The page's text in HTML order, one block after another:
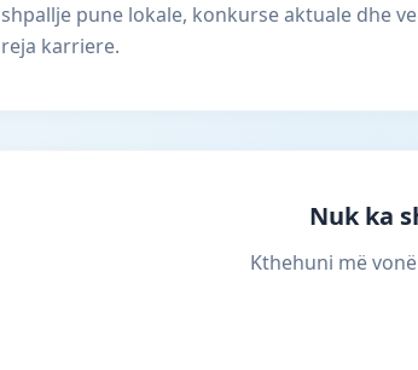
shpallje pune lokale, konkurse aktuale dhe
reja karriere.
Nuk ka
Kthehuni më